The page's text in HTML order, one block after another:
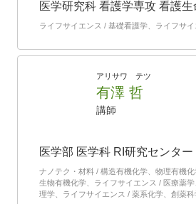
医学研究科 看護学専攻 看護生
ライフサイエンス / 基礎看護学、ライフサ
アリサワ テツ
有澤 哲
講師
医学部 医学科 RI研究センター
ナノテク・材料 / 構造有機化学、物理有機
生物有機化学、ライフサイエンス / 医療薬
理学、ライフサイエンス / 薬系化学、創薬科